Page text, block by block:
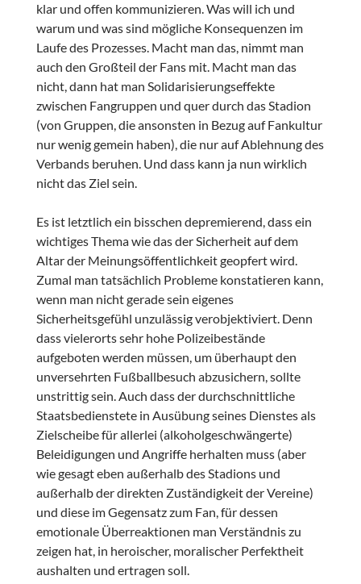
klar und offen kommunizieren. Was will ich und
warum und was sind mögliche Konsequenzen im
Laufe des Prozesses. Macht man das, nimmt man
auch den Großteil der Fans mit. Macht man das
nicht, dann hat man Solidarisierungseffekte
zwischen Fangruppen und quer durch das Stadion
(von Gruppen, die ansonsten in Bezug auf Fankultur
nur wenig gemein haben), die nur auf Ablehnung des
Verbands beruhen. Und dass kann ja nun wirklich
nicht das Ziel sein.
Es ist letztlich ein bisschen depremierend, dass ein
wichtiges Thema wie das der Sicherheit auf dem
Altar der Meinungsöffentlichkeit geopfert wird.
Zumal man tatsächlich Probleme konstatieren kann,
wenn man nicht gerade sein eigenes
Sicherheitsgefühl unzulässig verobjektiviert. Denn
dass vielerorts sehr hohe Polizeibestände
aufgeboten werden müssen, um überhaupt den
unversehrten Fußballbesuch abzusichern, sollte
unstrittig sein. Auch dass der durchschnittliche
Staatsbedienstete in Ausübung seines Dienstes als
Zielscheibe für allerlei (alkoholgeschwängerte)
Beleidigungen und Angriffe herhalten muss (aber
wie gesagt eben außerhalb des Stadions und
außerhalb der direkten Zuständigkeit der Vereine)
und diese im Gegensatz zum Fan, für dessen
emotionale Überreaktionen man Verständnis zu
zeigen hat, in heroischer, moralischer Perfektheit
aushalten und ertragen soll.